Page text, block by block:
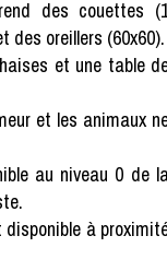
des couettes
des oreillers (60x60).
et une table
et les animaux
au niveau 0 de
à